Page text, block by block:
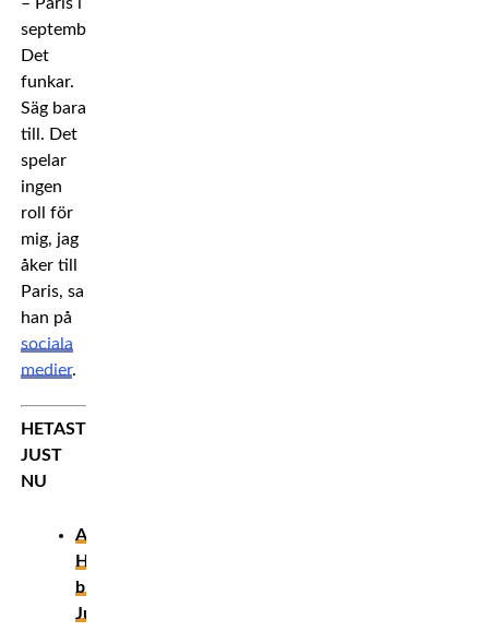
september?
Det
funkar.
Säg bara
till. Det
spelar
ingen
roll för
mig, jag
åker till
Paris, sa
han på
sociala
medier.
HETAST
JUST
NU
ANALYS:
Han
blir
Justin